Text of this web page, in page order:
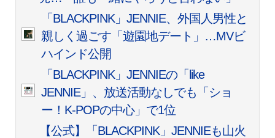
「BLACKPINK」JENNIE、外国人男性と
親しく過ごす「遊園地デート」…MVビ
ハインド公開
「BLACKPINK」JENNIEの「like
JENNIE」、放送活動なしでも「ショ
ー！K-POPの中心」で1位
【公式】「BLACKPINK」JENNIEも山火